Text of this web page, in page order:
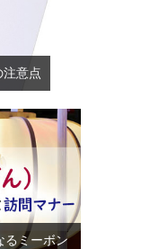
意点
るミーボン